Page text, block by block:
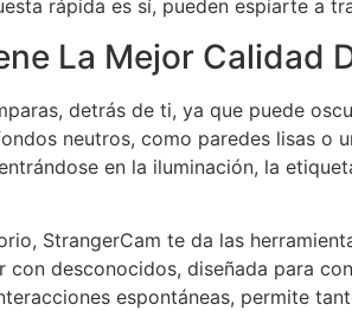
rápida es sí, pueden espiarte a
La Mejor Calidad
detrás de ti, ya que puede
neutros, como paredes lisas o
en la iluminación, la
StrangerCam te da las
desconocidos, diseñada para
espontáneas, permite